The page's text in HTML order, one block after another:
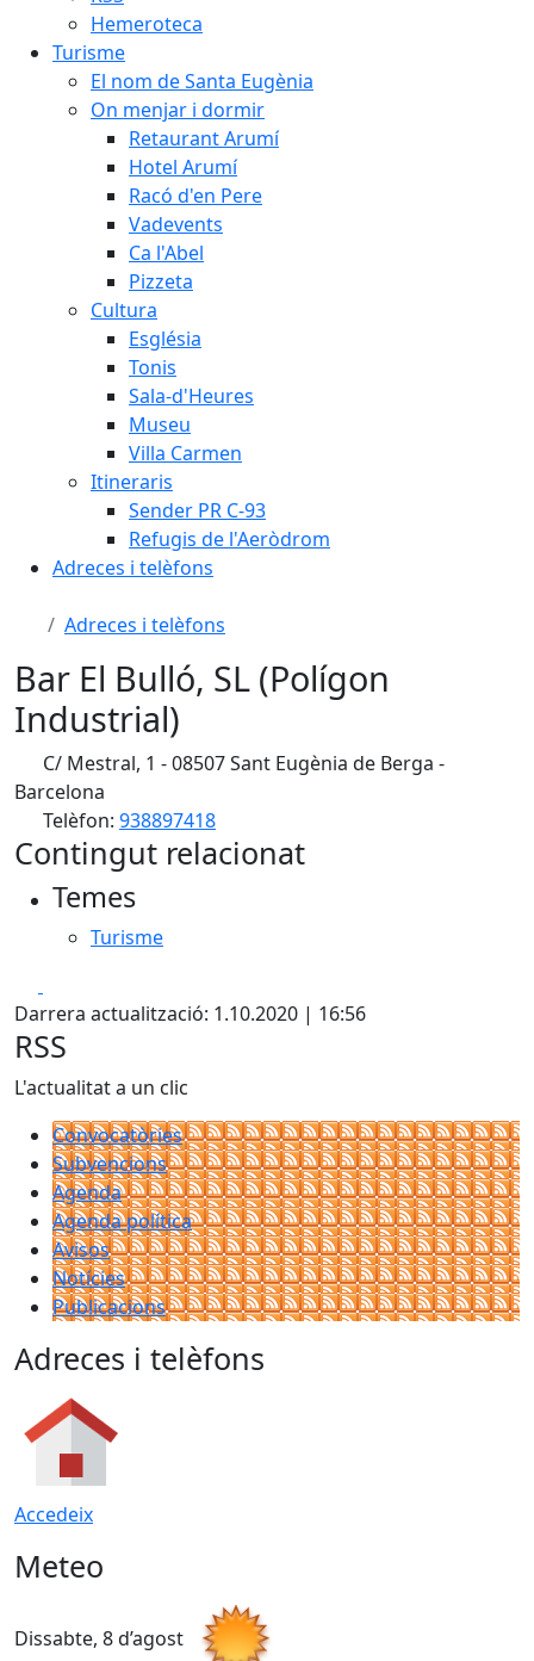
Hemeroteca
Turisme
El nom de Santa Eugènia
On menjar i dormir
Retaurant Arumí
Hotel Arumí
Racó d'en Pere
Vadevents
Ca l'Abel
Pizzeta
Cultura
Església
Tonis
Sala-d'Heures
Museu
Villa Carmen
Itineraris
Sender PR C-93
Refugis de l'Aeròdrom
Adreces i telèfons
Adreces i telèfons
Bar El Bulló, SL (Polígon
Industrial)
C/ Mestral, 1 - 08507 Sant Eugènia de Berga -
Barcelona
Telèfon: 938897418
Contingut relacionat
Temes
Turisme
Darrera actualització: 1.10.2020 | 16:56
RSS
L'actualitat a un clic
Convocatòries
Subvencions
Agenda
Agenda política
Avisos
Notícies
Publicacions
Adreces i telèfons
Accedeix
Meteo
Dissabte, 8 d’agost